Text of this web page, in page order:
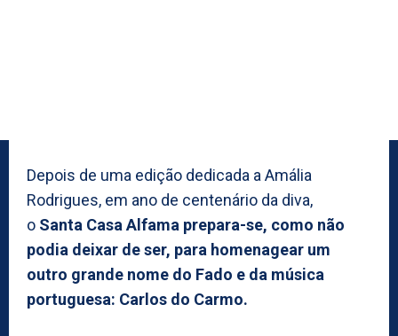
Depois de uma edição dedicada a Amália
Rodrigues, em ano de centenário da diva,
o Santa Casa Alfama prepara-se, como não
podia deixar de ser, para homenagear um
outro grande nome do Fado e da música
portuguesa: Carlos do Carmo.